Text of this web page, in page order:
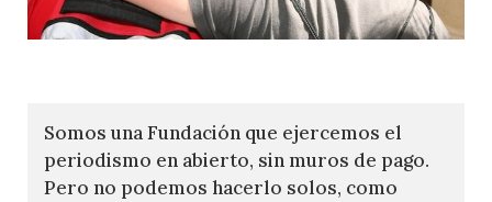
Somos una Fundación que ejercemos el
periodismo en abierto, sin muros de pago.
Pero no podemos hacerlo solos, como